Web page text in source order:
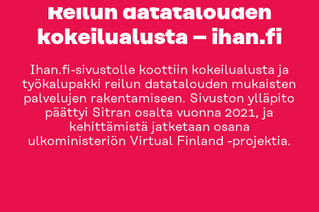
Reilun datatalouden
kokeilualusta – ihan.fi
Ihan.fi-sivustolle koottiin kokeilualusta ja
työkalupakki reilun datatalouden mukaisten
palvelujen rakentamiseen. Sivuston ylläpito
päättyi Sitran osalta vuonna 2021, ja
kehittämistä jatketaan osana
ulkoministeriön Virtual Finland -projektia.